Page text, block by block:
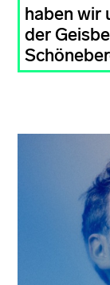
haben wir
der